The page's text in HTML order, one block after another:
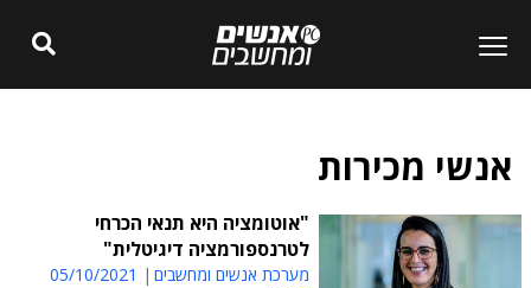
אנשי מכירות
"אוטומציה היא תנאי הכרחי
לטרנספורמציה דיגיטלית"
מערכת אנשים ומחשבים
05/10/2021